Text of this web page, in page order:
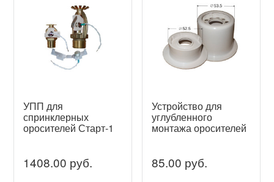
УПП для
спринклерных
оросителей Старт-1
1408.00 руб.
Устройство для
углубленного
монтажа оросителей
85.00 руб.